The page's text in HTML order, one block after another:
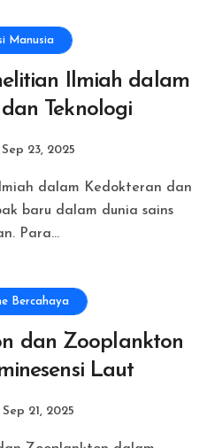
Manusia
Ilmiah dalam
Teknologi
Sep 23, 2025
baru dalam dunia sains
Para...
Bercahaya
dan Zooplankton
Laut
Sep 21, 2025